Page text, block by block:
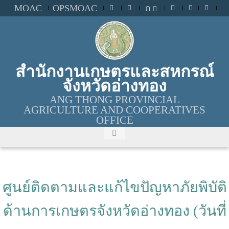
MOAC OPSMOAC ก
สำนักงานเกษตรและสหกรณ์
จังหวัดอ่างทอง
ANG THONG PROVINCIAL
AGRICULTURE AND COOPERATIVES
OFFICE
ศูนย์ติดตามและแก้ไขปัญหาภัยพิบัติ
ด้านการเกษตรจังหวัดอ่างทอง (วันที่